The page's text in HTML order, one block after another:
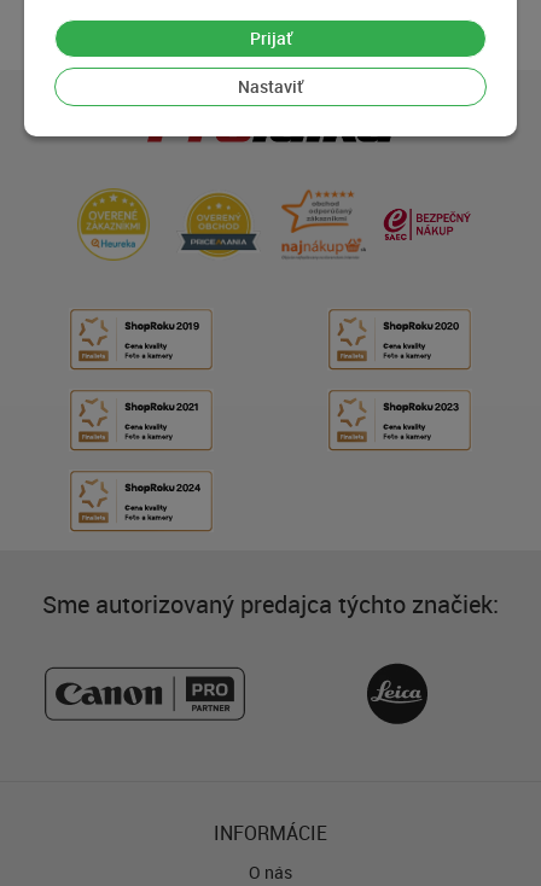
Prijať
Nastaviť
Sme autorizovaný predajca týchto značiek:
INFORMÁCIE
O nás